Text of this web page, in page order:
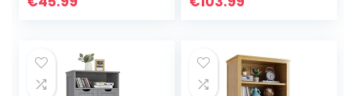
woonkamer hal,
Natuurlijk